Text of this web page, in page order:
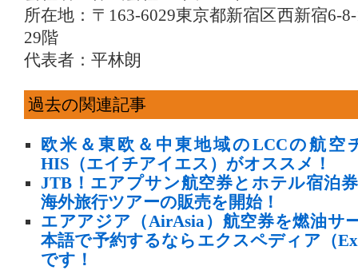
所在地：〒163-6029東京都新宿区西新宿6-
29階
代表者：平林朗
過去の関連記事
欧米＆東欧＆中東地域のLCCの航空
HIS（エイチアイエス）がオススメ！
JTB！エアプサン航空券とホテル宿泊
海外旅行ツアーの販売を開始！
エアアジア（AirAsia）航空券を燃油サ
本語で予約するならエクスペディア（
です！